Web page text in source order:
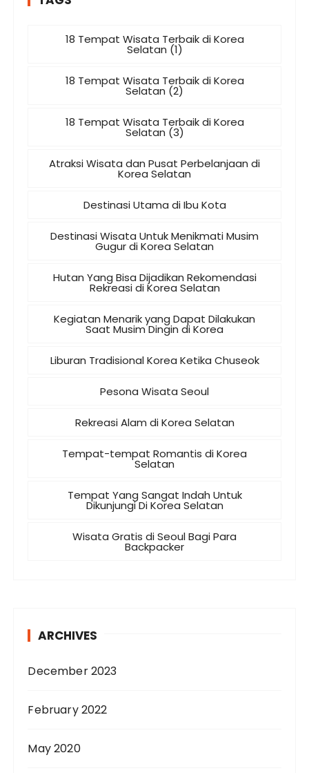
18 Tempat Wisata Terbaik di Korea
Selatan (1)
18 Tempat Wisata Terbaik di Korea
Selatan (2)
18 Tempat Wisata Terbaik di Korea
Selatan (3)
Atraksi Wisata dan Pusat Perbelanjaan di
Korea Selatan
Destinasi Utama di Ibu Kota
Destinasi Wisata Untuk Menikmati Musim
Gugur di Korea Selatan
Hutan Yang Bisa Dijadikan Rekomendasi
Rekreasi di Korea Selatan
Kegiatan Menarik yang Dapat Dilakukan
Saat Musim Dingin di Korea
Liburan Tradisional Korea Ketika Chuseok
Pesona Wisata Seoul
Rekreasi Alam di Korea Selatan
Tempat-tempat Romantis di Korea
Selatan
Tempat Yang Sangat Indah Untuk
Dikunjungi Di Korea Selatan
Wisata Gratis di Seoul Bagi Para
Backpacker
ARCHIVES
December 2023
February 2022
May 2020